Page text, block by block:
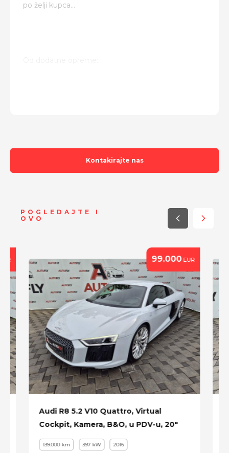
po želji kupca...
itd...
Kontakirajte nas
POGLEDAJTE I
OVO
99.000EUR
Audi R8 5.2 V10 Quattro, Virtual
Cockpit, Kamera, B&O, u PDV-u, 20"
139.000 km 397 kW 2016